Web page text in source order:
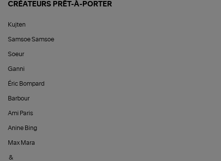
CRÉATEURS PRÊT-À-PORTER
Kujten
Samsoe Samsoe
Soeur
Ganni
Éric Bompard
Barbour
Ami Paris
Anine Bing
Max Mara
&